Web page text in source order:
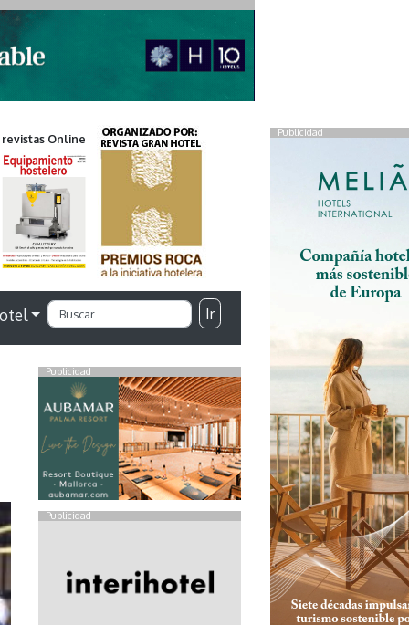
Publicidad
Online
Ir
Publicidad
Publicidad